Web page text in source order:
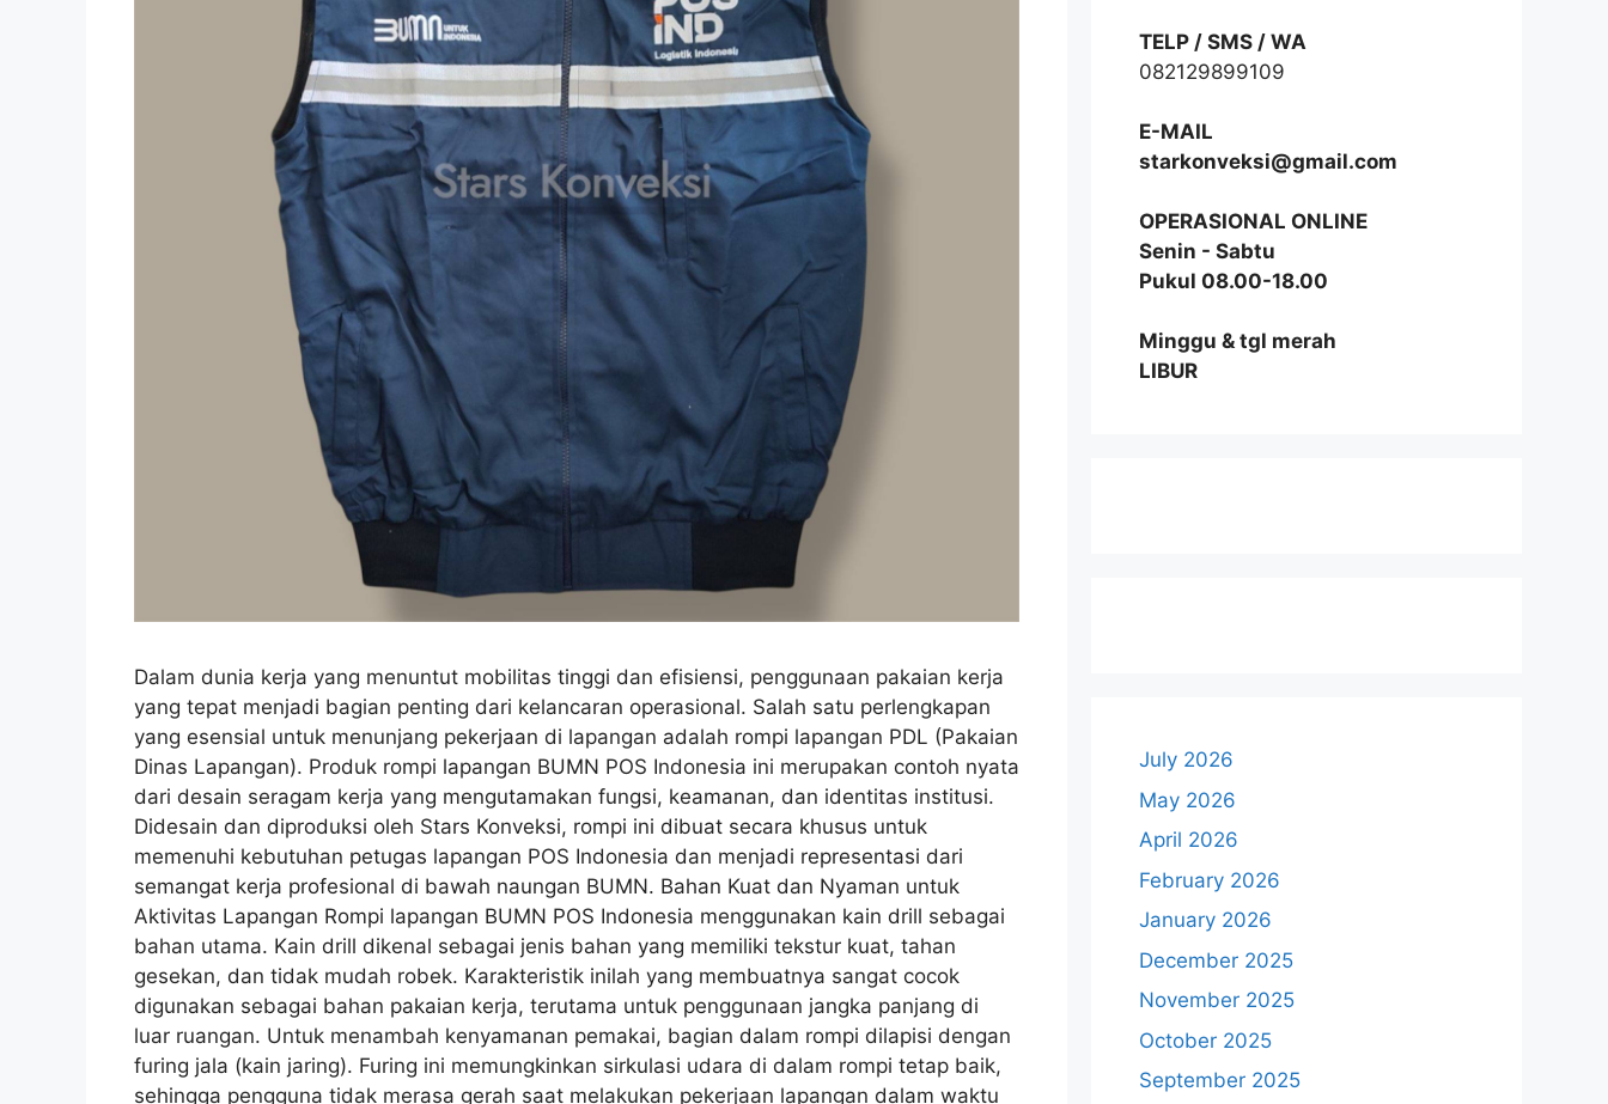
Dalam dunia kerja yang menuntut mobilitas tinggi dan efisiensi, penggunaan pakaian kerja
yang tepat menjadi bagian penting dari kelancaran operasional. Salah satu perlengkapan
yang esensial untuk menunjang pekerjaan di lapangan adalah rompi lapangan PDL (Pakaian
Dinas Lapangan). Produk rompi lapangan BUMN POS Indonesia ini merupakan contoh nyata
dari desain seragam kerja yang mengutamakan fungsi, keamanan, dan identitas institusi.
Didesain dan diproduksi oleh Stars Konveksi, rompi ini dibuat secara khusus untuk
memenuhi kebutuhan petugas lapangan POS Indonesia dan menjadi representasi dari
semangat kerja profesional di bawah naungan BUMN. Bahan Kuat dan Nyaman untuk
Aktivitas Lapangan Rompi lapangan BUMN POS Indonesia menggunakan kain drill sebagai
bahan utama. Kain drill dikenal sebagai jenis bahan yang memiliki tekstur kuat, tahan
gesekan, dan tidak mudah robek. Karakteristik inilah yang membuatnya sangat cocok
digunakan sebagai bahan pakaian kerja, terutama untuk penggunaan jangka panjang di
luar ruangan. Untuk menambah kenyamanan pemakai, bagian dalam rompi dilapisi dengan
furing jala (kain jaring). Furing ini memungkinkan sirkulasi udara di dalam rompi tetap baik,
sehingga pengguna tidak merasa gerah saat melakukan pekerjaan lapangan dalam waktu
TELP / SMS / WA
082129899109
E-MAIL
starkonveksi@gmail.com
OPERASIONAL ONLINE
Senin - Sabtu
Pukul 08.00-18.00
Minggu & tgl merah
LIBUR
July 2026
May 2026
April 2026
February 2026
January 2026
December 2025
November 2025
October 2025
September 2025